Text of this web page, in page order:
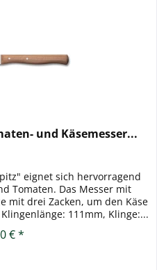
und Käsemesser...
eignet sich hervorragend
Tomaten. Das Messer mit
mit drei Zacken, um den Käse
111mm, Klinge:...
€ *